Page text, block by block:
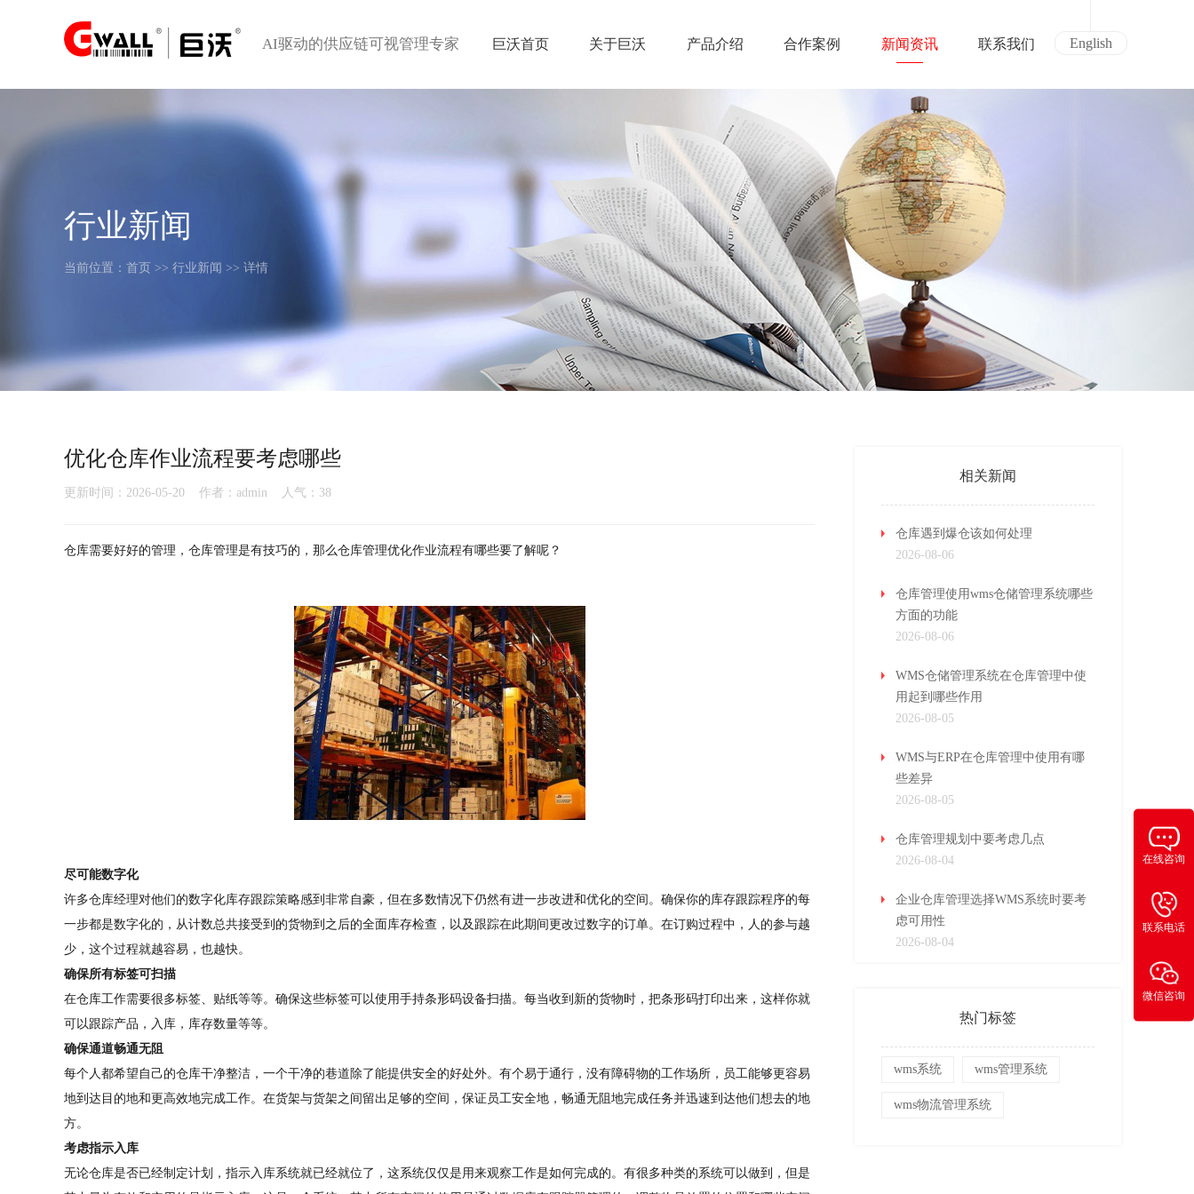
AI驱动的供应链可视管理专家 巨沃首页 关于巨沃 产品介绍 合作案例 新闻资讯 联系我们 English
行业新闻
当前位置： 首页 >> 行业新闻 >> 详情
优化仓库作业流程要考虑哪些
更新时间：2026-05-20 作者：admin 人气： 38
仓库需要好好的管理，仓库管理是有技巧的，那么仓库管理优化作业流程有哪些要了解呢？
尽可能数字化
许多仓库经理对他们的数字化库存跟踪策略感到非常自豪，但在多数情况下仍然有进一步改进和优化的空间。确保你的库存跟踪程序的每
一步都是数字化的，从计数总共接受到的货物到之后的全面库存检查，以及跟踪在此期间更改过数字的订单。在订购过程中，人的参与越
少，这个过程就越容易，也越快。
确保所有标签可扫描
在仓库工作需要很多标签、贴纸等等。确保这些标签可以使用手持条形码设备扫描。每当收到新的货物时，把条形码打印出来，这样你就
可以跟踪产品，入库，库存数量等等。
确保通道畅通无阻
每个人都希望自己的仓库干净整洁，一个干净的巷道除了能提供安全的好处外。有个易于通行，没有障碍物的工作场所，员工能够更容易
地到达目的地和更高效地完成工作。在货架与货架之间留出足够的空间，保证员工安全地，畅通无阻地完成任务并迅速到达他们想去的地
方。
考虑指示入库
无论仓库是否已经制定计划，指示入库系统就已经就位了，这系统仅仅是用来观察工作是如何完成的。有很多种类的系统可以做到，但是
相关新闻
仓库遇到爆仓该如何处理
2026-08-06
仓库管理使用wms仓储管理系统哪些
方面的功能
2026-08-06
WMS仓储管理系统在仓库管理中使
用起到哪些作用
2026-08-05
WMS与ERP在仓库管理中使用有哪
些差异
2026-08-05
仓库管理规划中要考虑几点
2026-08-04
企业仓库管理选择WMS系统时要考
虑可用性
2026-08-04
热门标签
wms系统 wms管理系统
wms物流管理系统
在线咨询
联系电话
微信咨询